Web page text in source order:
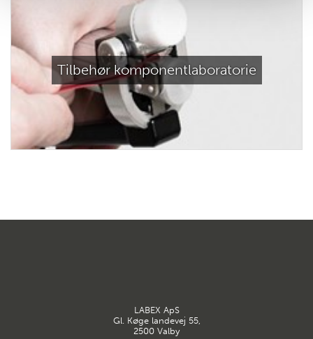
Tilbehør komponentlaboratorie
LABEX ApS
Gl. Køge landevej 55,
2500 Valby